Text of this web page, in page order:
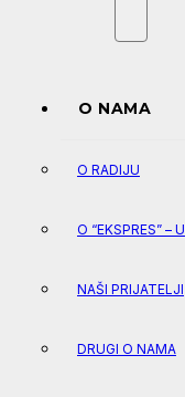
O NAMA
O RADIJU
O “EKSPRES” – U
NAŠI PRIJATELJI
DRUGI O NAMA